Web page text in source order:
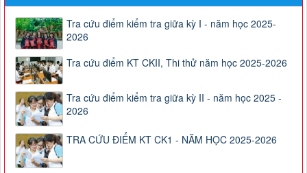
Tra cứu điểm kiểm tra giữa kỳ I - năm học 2025-
2026
Tra cứu điểm KT CKII, Thi thử năm học 2025-2026
Tra cứu điểm kiểm tra giữa kỳ II - năm học 2025 -
2026
TRA CỨU ĐIỂM KT CK1 - NĂM HỌC 2025-2026